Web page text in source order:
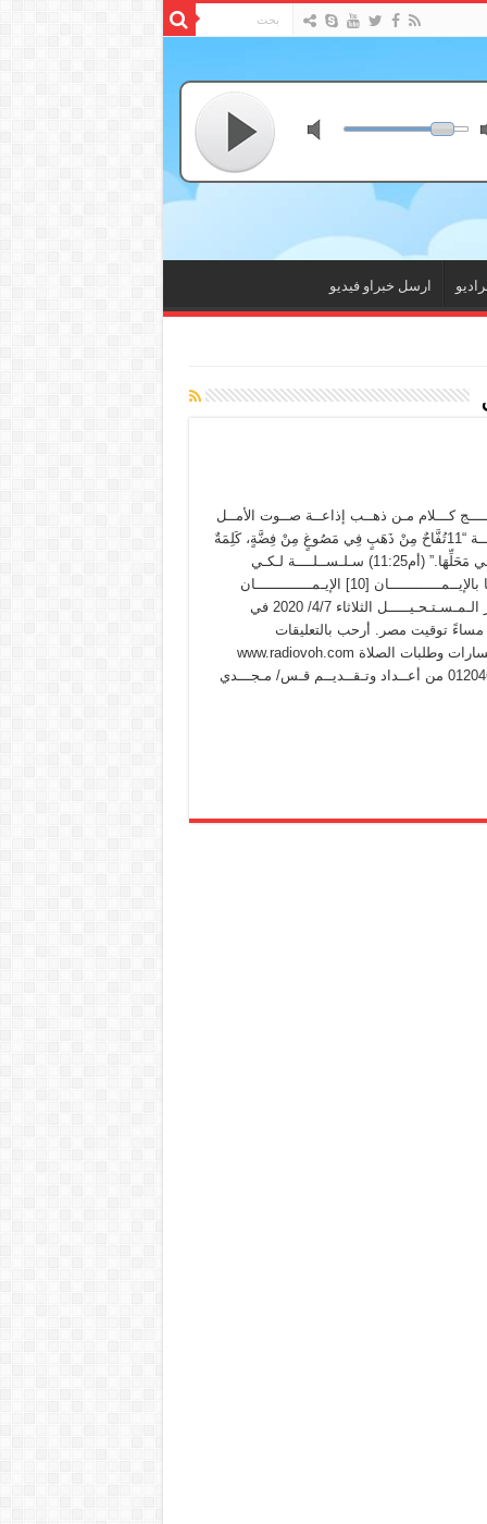
ارسل خبراو فيديو
كـــلام مـن ذهــب إذاعــة صــوت الأمــل
الـدولـيـــة “11تُفَّاحٌ مِنْ ذَهَبٍ فِي مَصُوغٍ مِنْ فِضَّةٍ، كَلِمَةٌ
مَقُولَةٌ فِي مَحَلِّهَا.” (أم11:25) سـلـســلــــة لـكـي
نـحـيــــا بالإيــمــــــــــــان [10] الإيـمـــــــــــــان
يـقـهـــر الـمـسـتـحـيـــــل الثلاثاء 4/7/ 2020 في
مساءً توقيت مصر. أرحب بالتعليقات
والأستفسارات وطلبات الصلاة www.radiovoh.com
01204684559 من أعــداد وتـقــديــم قـس/ مـجـــدي